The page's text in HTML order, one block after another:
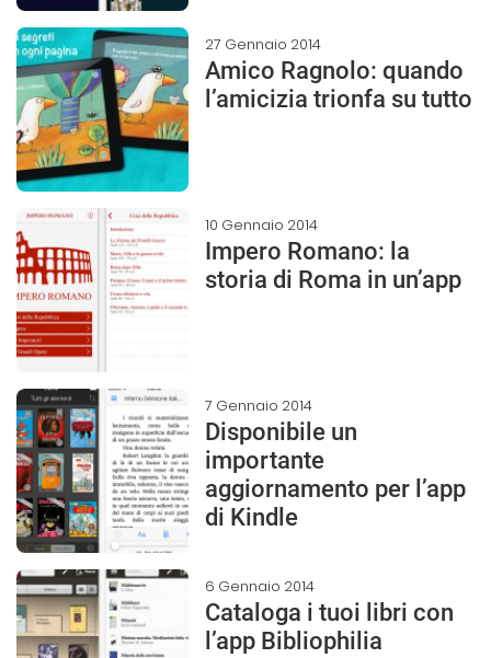
27 Gennaio 2014
Amico Ragnolo: quando
l’amicizia trionfa su tutto
10 Gennaio 2014
Impero Romano: la
storia di Roma in un’app
7 Gennaio 2014
Disponibile un
importante
aggiornamento per l’app
di Kindle
6 Gennaio 2014
Cataloga i tuoi libri con
l’app Bibliophilia